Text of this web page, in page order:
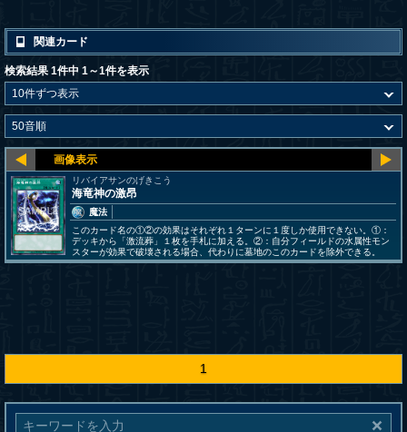
関連カード
検索結果 1件中 1～1件を表示
リバイアサンのげきこう
海竜神の激昂
魔法
このカード名の①②の効果はそれぞれ１ターンに１度しか使用できない。①：
デッキから「激流葬」１枚を手札に加える。②：自分フィールドの水属性モン
スターが効果で破壊される場合、代わりに墓地のこのカードを除外できる。
1